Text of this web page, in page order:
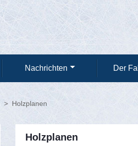
Nachrichten Der Fall
> Holzplanen
Holzplanen